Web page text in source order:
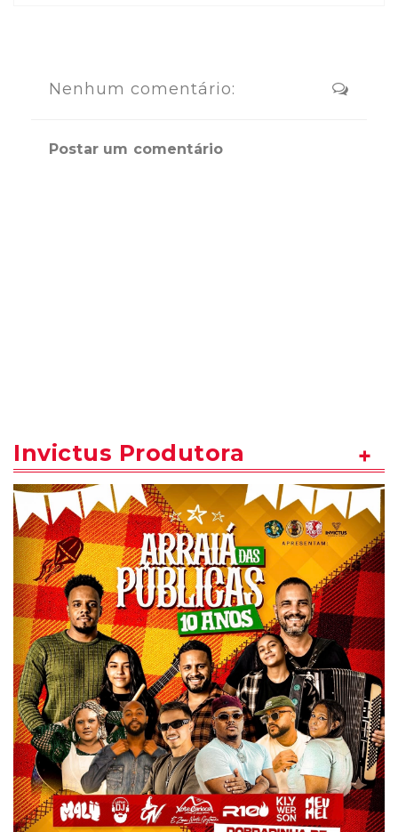
Nenhum comentário:
Postar um comentário
Invictus Produtora